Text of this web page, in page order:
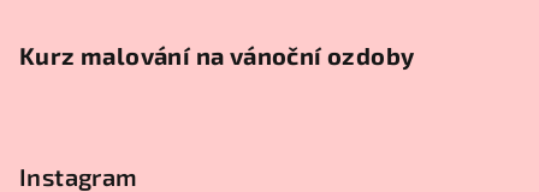
Kurz malování na vánoční ozdoby
Instagram